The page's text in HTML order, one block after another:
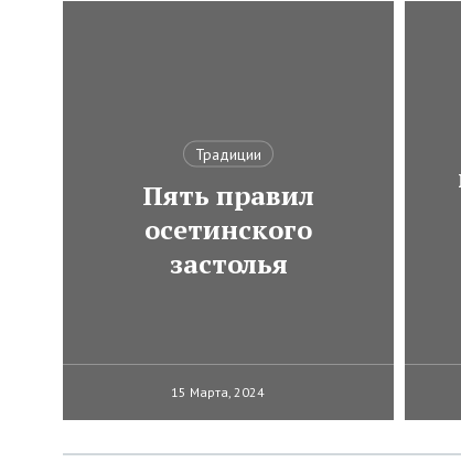
Традиции
Пять правил
осетинского
застолья
15 Марта, 2024